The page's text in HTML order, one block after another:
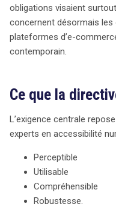
obligations visaient
concernent désormais
plateformes d’e-
contemporain.
Ce que la
L’exigence centrale
experts en accessibilité
Perceptible
Utilisable
Compréhensible
Robustesse.